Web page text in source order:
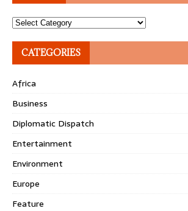
Topics
CATEGORIES
Africa
Business
Diplomatic Dispatch
Entertainment
Environment
Europe
Feature